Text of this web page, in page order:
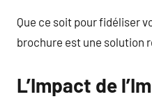
Que ce soit pour fidéliser
brochure est une solution
L’Impact de